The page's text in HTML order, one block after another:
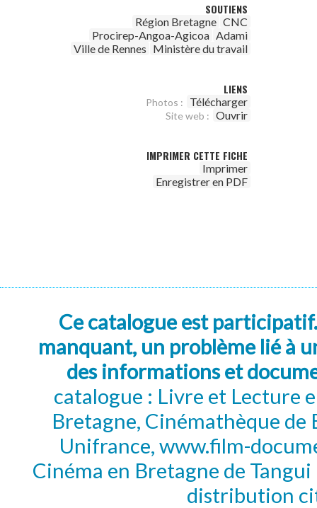
SOUTIENS
Région Bretagne CNC
Procirep-Angoa-Agicoa Adami
Ville de Rennes Ministère du travail
LIENS
Photos : Télécharger
Site web : Ouvrir
IMPRIMER CETTE FICHE
Imprimer
Enregistrer en PDF
Ce catalogue est
manquant, un problème lié à
des informations et
catalogue : Livre et Lecture
Bretagne, Cinémathèque de
Unifrance, www.film-
Cinéma en Bretagne de
distribution